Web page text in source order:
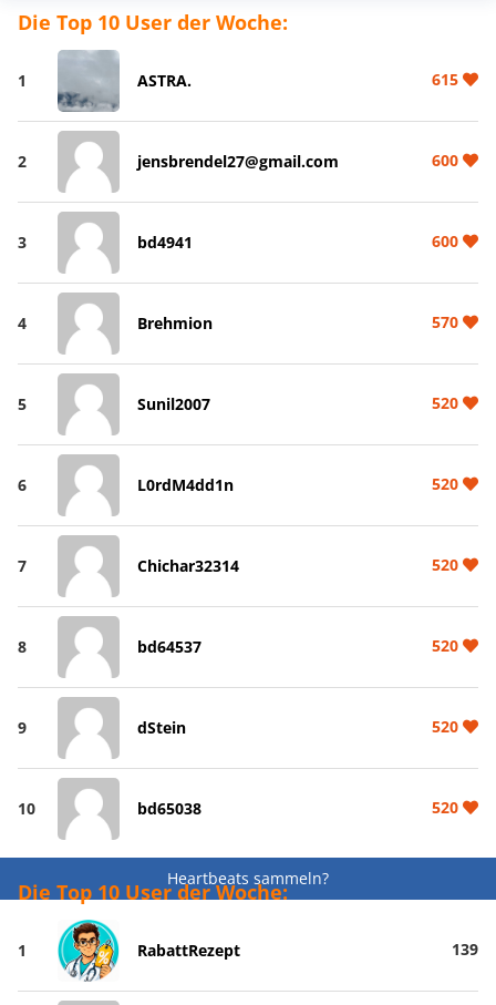
Die Top 10 User der Woche:
1 ASTRA. 615
2 jensbrendel27@gmail.com 600
3 bd4941 600
4 Brehmion 570
5 Sunil2007 520
6 L0rdM4dd1n 520
7 Chichar32314 520
8 bd64537 520
9 dStein 520
10 bd65038 520
Heartbeats sammeln?
Die Top 10 User der Woche:
1 RabattRezept 139